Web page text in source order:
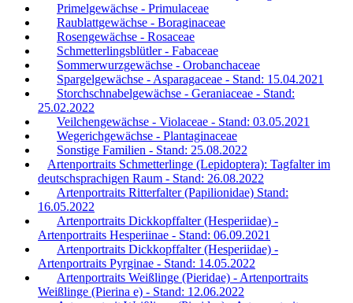
Primelgewächse - Primulaceae
Raublattgewächse - Boraginaceae
Rosengewächse - Rosaceae
Schmetterlingsblütler - Fabaceae
Sommerwurzgewächse - Orobanchaceae
Spargelgewächse - Asparagaceae - Stand: 15.04.2021
Storchschnabelgewächse - Geraniaceae - Stand:
25.02.2022
Veilchengewächse - Violaceae - Stand: 03.05.2021
Wegerichgewächse - Plantaginaceae
Sonstige Familien - Stand: 25.08.2022
Artenportraits Schmetterlinge (Lepidoptera): Tagfalter im
deutschsprachigen Raum - Stand: 26.08.2022
Artenportraits Ritterfalter (Papilionidae) Stand:
16.05.2022
Artenportraits Dickkopffalter (Hesperiidae) -
Artenportraits Hesperiinae - Stand: 06.09.2021
Artenportraits Dickkopffalter (Hesperiidae) -
Artenportraits Pyrginae - Stand: 14.05.2022
Artenportraits Weißlinge (Pieridae) - Artenportraits
Weißlinge (Pierina e) - Stand: 12.06.2022